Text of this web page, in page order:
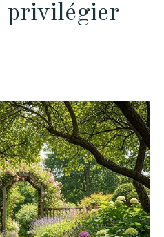
privilégier